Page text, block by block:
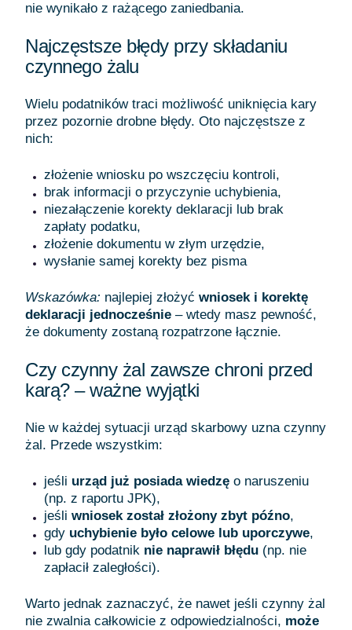
nie wynikało z rażącego zaniedbania.
Najczęstsze błędy przy składaniu
czynnego żalu
Wielu podatników traci możliwość uniknięcia kary
przez pozornie drobne błędy. Oto najczęstsze z
nich:
złożenie wniosku po wszczęciu kontroli,
brak informacji o przyczynie uchybienia,
niezałączenie korekty deklaracji lub brak
zapłaty podatku,
złożenie dokumentu w złym urzędzie,
wysłanie samej korekty bez pisma
Wskazówka: najlepiej złożyć wniosek i korektę
deklaracji jednocześnie – wtedy masz pewność,
że dokumenty zostaną rozpatrzone łącznie.
Czy czynny żal zawsze chroni przed
karą? – ważne wyjątki
Nie w każdej sytuacji urząd skarbowy uzna czynny
żal. Przede wszystkim:
jeśli urząd już posiada wiedzę o naruszeniu
(np. z raportu JPK),
jeśli wniosek został złożony zbyt późno,
gdy uchybienie było celowe lub uporczywe,
lub gdy podatnik nie naprawił błędu (np. nie
zapłacił zaległości).
Warto jednak zaznaczyć, że nawet jeśli czynny żal
nie zwalnia całkowicie z odpowiedzialności, może